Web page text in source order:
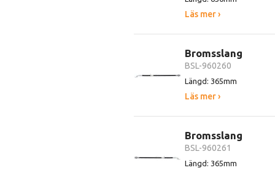
Läs mer ›
Bromsslang
BSL-960260
Längd: 365mm
Läs mer ›
Bromsslang
BSL-960261
Längd: 365mm